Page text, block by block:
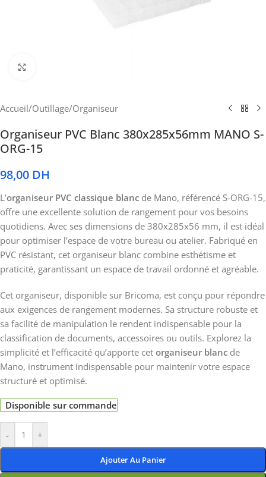
Accueil/Outillage/Organiseur
Organiseur PVC Blanc 380x285x56mm MANO S-
ORG-15
98,00 DH
L’organiseur PVC classique blanc de Mano, référencé S-ORG-15,
offre une excellente solution de rangement pour vos besoins
quotidiens. Avec ses dimensions de 380x285x56 mm, il est idéal
pour optimiser l’espace de votre bureau ou atelier. Fabriqué en
PVC résistant, cet organiseur blanc combine esthétisme et
praticité, garantissant un espace de travail ordonné et agréable.
Cet organiseur, disponible sur Bricoma, est conçu pour répondre
aux exigences de rangement modernes. Sa structure robuste et
sa facilité de manipulation le rendent indispensable pour la
classification de documents, accessoires ou outils. Explorez la
simplicité et l’efficacité qu’apporte cet organiseur blanc de
Mano, instrument indispensable pour maintenir votre espace
structuré et optimisé.
Disponible sur commande
- +
Ajouter Au Panier